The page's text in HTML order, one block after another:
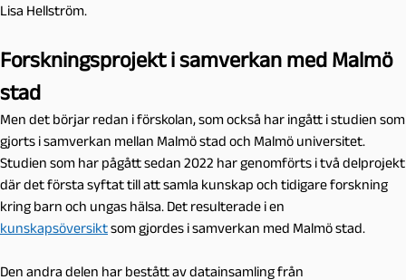
Lisa Hellström.
Forskningsprojekt i samverkan med Malmö
stad
Men det börjar redan i förskolan, som också har ingått i studien som
gjorts i samverkan mellan Malmö stad och Malmö universitet.
Studien som har pågått sedan 2022 har genomförts i två delprojekt
där det första syftat till att samla kunskap och tidigare forskning
kring barn och ungas hälsa. Det resulterade i en
kunskapsöversiktsom gjordes i samverkan med Malmö stad.
Den andra delen har bestått av datainsamling från